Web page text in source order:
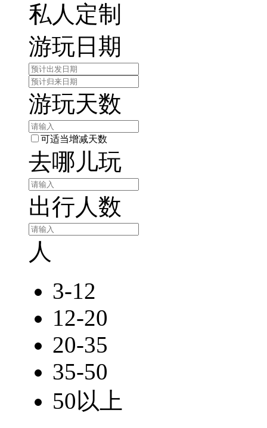
私人定制
游玩日期
游玩天数
可适当增减天数
去哪儿玩
出行人数
人
3-12
12-20
20-35
35-50
50以上